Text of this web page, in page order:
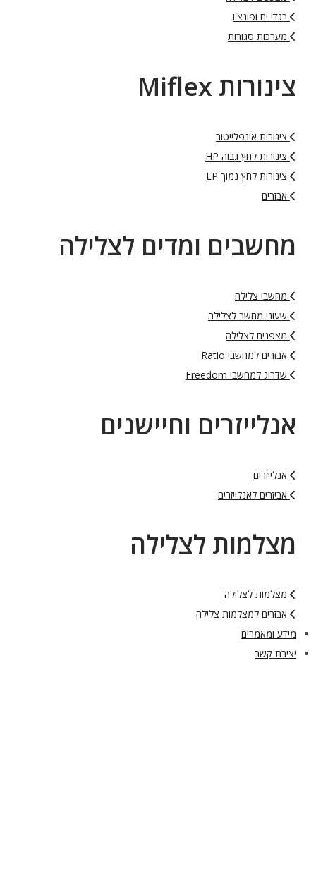
בגדי ים ופונצ'ו
מערכות סגורות
צינורות Miflex
צינורות אינפלייטור
צינורות לחץ גבוה HP
צינורות לחץ נמוך LP
אבזרים
מחשבים ומדים לצלילה
מחשבי צלילה
שעוני מחשב לצלילה
מצפנים לצלילה
אבזרים למחשבי Ratio
שדרוג למחשבי Freedom
אנלייזרים וחיישנים
אנלייזרים
אביזרים לאנלייזרים
מצלמות לצלילה
מצלמות לצלילה
אבזרים למצלמות צלילה
מידע ומאמרים
יצירת קשר